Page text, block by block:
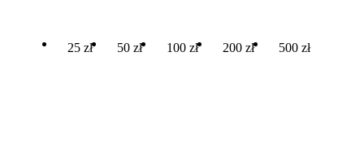
25 zł 50 zł 100 zł 200 zł 500 zł